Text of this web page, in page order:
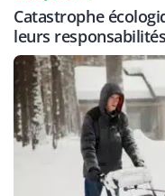
Catastrophe
leurs